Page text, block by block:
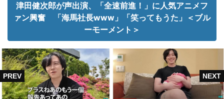
津田健次郎が声出演、「全速前進！」に人気アニメフ
ァン興奮 「海馬社長www」「笑ってもうた」＜ブル
ーモーメント＞